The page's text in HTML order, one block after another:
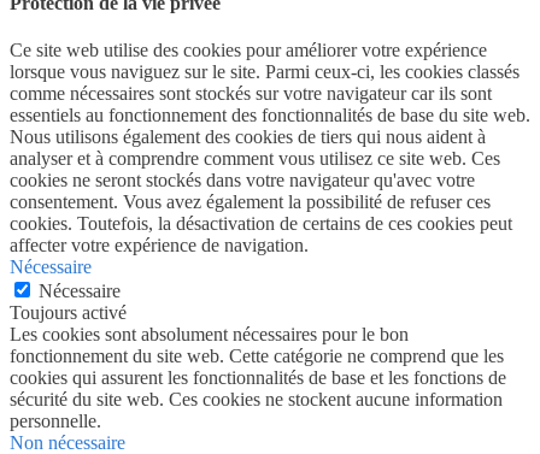
Ce site web utilise des cookies pour améliorer votre expérience
lorsque vous naviguez sur le site. Parmi ceux-ci, les cookies classés
comme nécessaires sont stockés sur votre navigateur car ils sont
essentiels au fonctionnement des fonctionnalités de base du site web.
Nous utilisons également des cookies de tiers qui nous aident à
analyser et à comprendre comment vous utilisez ce site web. Ces
cookies ne seront stockés dans votre navigateur qu'avec votre
consentement. Vous avez également la possibilité de refuser ces
cookies. Toutefois, la désactivation de certains de ces cookies peut
affecter votre expérience de navigation.
Nécessaire
Nécessaire
Toujours activé
Les cookies sont absolument nécessaires pour le bon
fonctionnement du site web. Cette catégorie ne comprend que les
cookies qui assurent les fonctionnalités de base et les fonctions de
sécurité du site web. Ces cookies ne stockent aucune information
personnelle.
Non nécessaire